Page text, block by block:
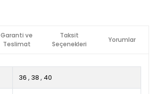
Garanti ve
Teslimat
Taksit
Seçenekleri
Yorumlar
36 , 38 , 40